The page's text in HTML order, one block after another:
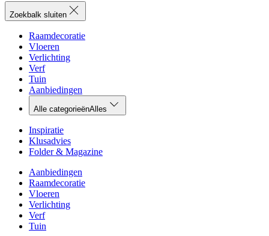
Zoekbalk sluiten
Raamdecoratie
Vloeren
Verlichting
Verf
Tuin
Aanbiedingen
Alle categorieënAlles
Inspiratie
Klusadvies
Folder & Magazine
Aanbiedingen
Raamdecoratie
Vloeren
Verlichting
Verf
Tuin